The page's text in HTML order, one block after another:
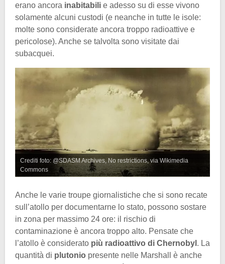
erano ancora inabitabili e adesso su di esse vivono
solamente alcuni custodi (e neanche in tutte le isole:
molte sono considerate ancora troppo radioattive e
pericolose). Anche se talvolta sono visitate dai
subacquei.
Crediti foto: @SDASM Archives, No restrictions, via Wikimedia
Commons
Anche le varie troupe giornalistiche che si sono recate
sull’atollo per documentarne lo stato, possono sostare
in zona per massimo 24 ore: il rischio di
contaminazione è ancora troppo alto. Pensate che
l’atollo è considerato più radioattivo di Chernobyl . La
quantità di plutonio presente nelle Marshall è anche